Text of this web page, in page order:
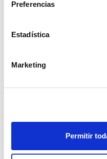
Preferencias
Estadística
Marketing
Permitir